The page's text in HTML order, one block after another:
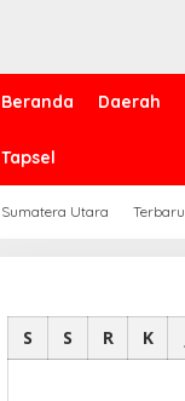
Beranda Daerah
Tapsel
Sumatera Utara Terbaru
S
S R K